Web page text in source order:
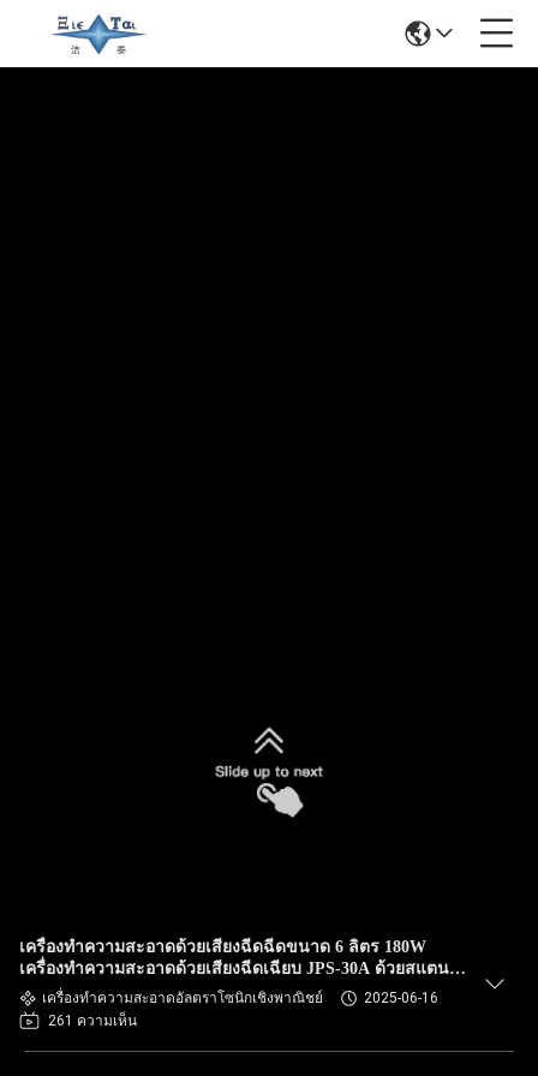
เครื่องทําความสะอาดด้วยเสียงฉีดฉีดขนาด 6 ลิตร 180W
เครื่องทําความสะอาดด้วยเสียงฉีดเฉียบ JPS-30A ด้วยสแตน
เลสเครื่องทำความสะอาดอัลตราโซนิกเชิงพาณิชย์
2025-06-16
261 ความเห็น